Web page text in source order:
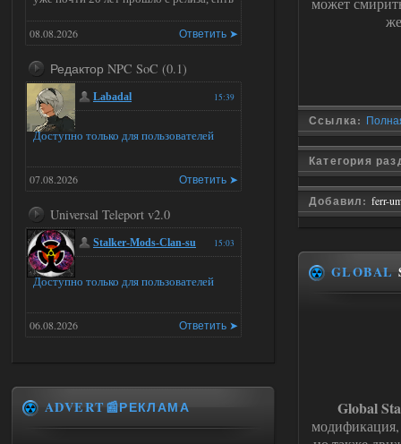
Ссылка:
Категория
Добавил: ferr-
GLOBAL
Global
модификация,
Ответить ➤
08.08.2026
Редактор NPC SoC (0.1)
15:39
Labadal
Доступно только для пользователей
Ответить ➤
07.08.2026
Universal Teleport v2.0
15:03
Stalker-Mods-Clan-su
Доступно только для пользователей
Ответить ➤
06.08.2026
15:01
DEDULYA-1967
Я не хотел кого то расстроить
ADVERT📰РЕКЛАМА